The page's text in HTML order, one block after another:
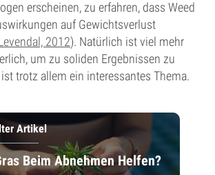
erscheinen, zu erfahren, dass Weed
auf Gewichtsverlust
2012). Natürlich ist viel mehr
um zu soliden Ergebnissen zu
trotz allem ein interessantes Thema.
Artikel
Beim Abnehmen Helfen?